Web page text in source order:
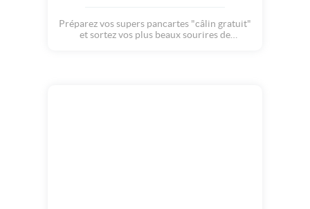
Préparez vos supers pancartes "câlin gratuit"
et sortez vos plus beaux sourires de